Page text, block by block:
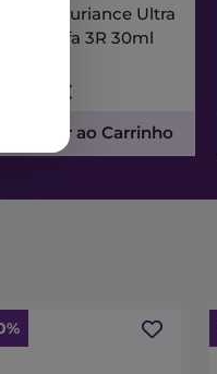
Nuxe Nuxuriance Ultra
Sérum Alfa 3R 30ml
73,56€
Adicionar ao Carrinho